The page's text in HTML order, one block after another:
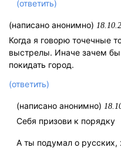
(ответить)
(написано анонимно)
Когда я говорю точечные
выстрелы. Иначе зачем
покидать город.
(ответить)
(написано анонимно)
Себя призови к порядку
А ты подумал о